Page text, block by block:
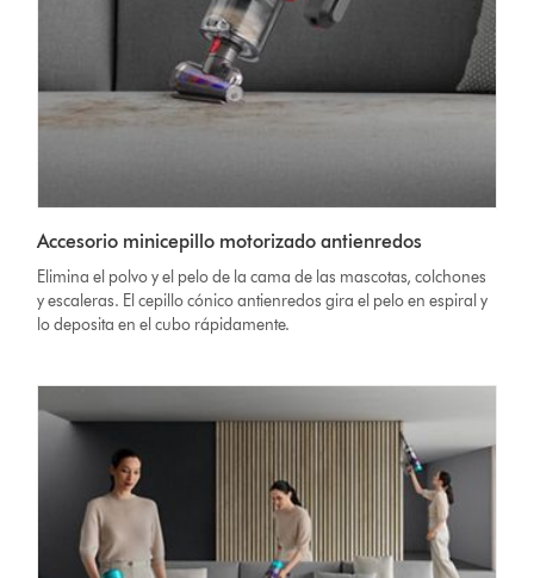
Accesorio minicepillo motorizado antienredos
Elimina el polvo y el pelo de la cama de las mascotas, colchones
y escaleras. El cepillo cónico antienredos gira el pelo en espiral y
lo deposita en el cubo rápidamente.